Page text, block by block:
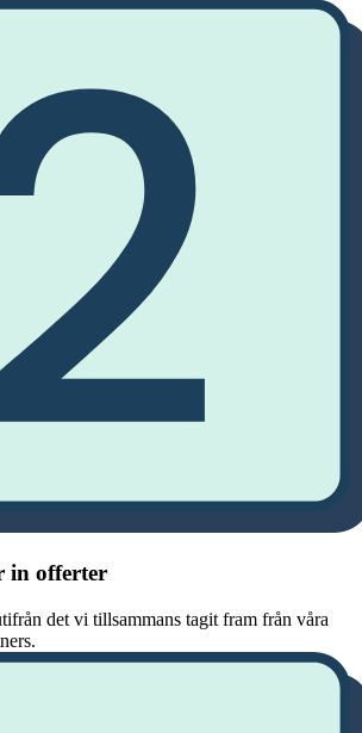
in offerter
det vi tillsammans tagit fram från våra